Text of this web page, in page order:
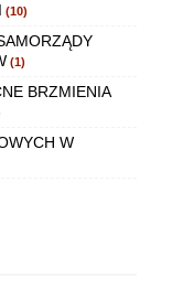
(10)
(1)
BRZMIENIA
W